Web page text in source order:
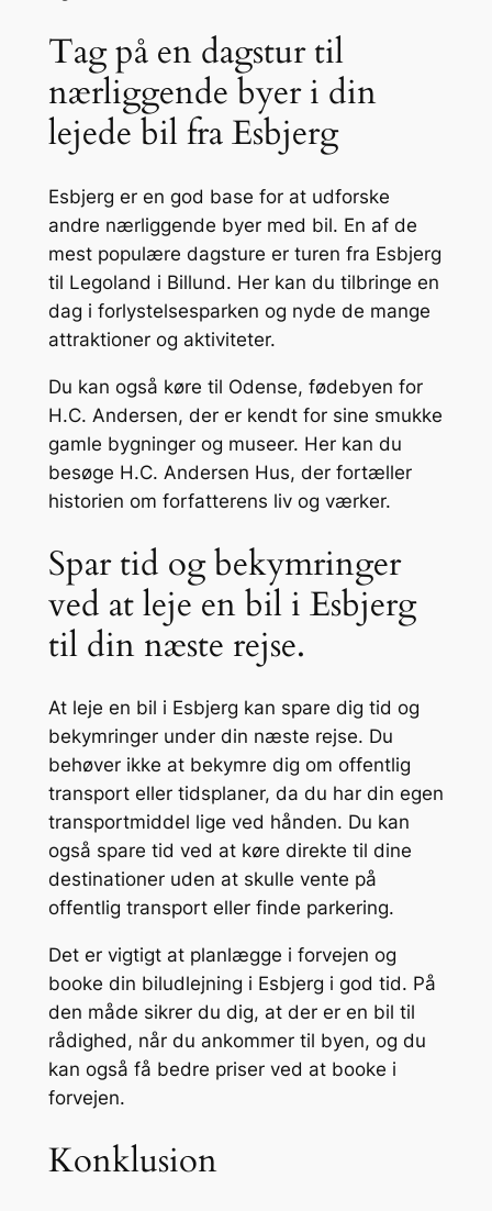
Tag på en dagstur til
nærliggende byer i din
lejede bil fra Esbjerg
Esbjerg er en god base for at udforske
andre nærliggende byer med bil. En af de
mest populære dagsture er turen fra Esbjerg
til Legoland i Billund. Her kan du tilbringe en
dag i forlystelsesparken og nyde de mange
attraktioner og aktiviteter.
Du kan også køre til Odense, fødebyen for
H.C. Andersen, der er kendt for sine smukke
gamle bygninger og museer. Her kan du
besøge H.C. Andersen Hus, der fortæller
historien om forfatterens liv og værker.
Spar tid og bekymringer
ved at leje en bil i Esbjerg
til din næste rejse.
At leje en bil i Esbjerg kan spare dig tid og
bekymringer under din næste rejse. Du
behøver ikke at bekymre dig om offentlig
transport eller tidsplaner, da du har din egen
transportmiddel lige ved hånden. Du kan
også spare tid ved at køre direkte til dine
destinationer uden at skulle vente på
offentlig transport eller finde parkering.
Det er vigtigt at planlægge i forvejen og
booke din biludlejning i Esbjerg i god tid. På
den måde sikrer du dig, at der er en bil til
rådighed, når du ankommer til byen, og du
kan også få bedre priser ved at booke i
forvejen.
Konklusion